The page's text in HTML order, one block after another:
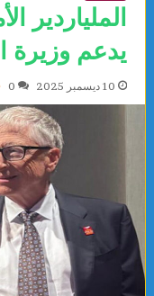
الملياردير
يدعم وزيرة
10 ديسمبر 2025 0